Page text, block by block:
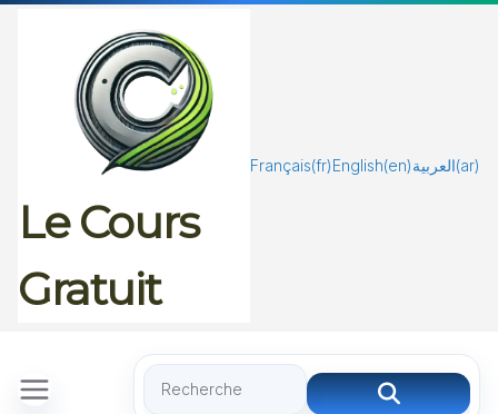
Le Cours
Gratuit
Français(fr) English(en)العربية(ar)